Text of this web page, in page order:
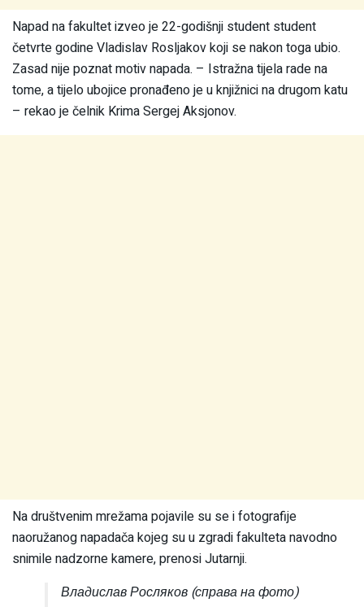
Napad na fakultet izveo je 22-godišnji student student
četvrte godine Vladislav Rosljakov koji se nakon toga ubio.
Zasad nije poznat motiv napada. – Istražna tijela rade na
tome, a tijelo ubojice pronađeno je u knjižnici na drugom katu
– rekao je čelnik Krima Sergej Aksjonov.
Na društvenim mrežama pojavile su se i fotografije
naoružanog napadača kojeg su u zgradi fakulteta navodno
snimile nadzorne kamere, prenosi Jutarnji.
Владислав Росляков (справа на фото)